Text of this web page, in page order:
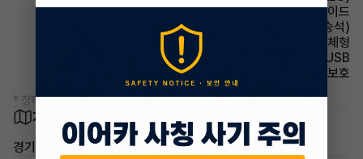
에어백 사이드
시트 메모리시트(동승석)
사이드미러 방향지시등 일체형
유무선단자 USB
에어백 무릎보호
* 정확한 정보는 판매자와 반드시 확인하시기 바랍니다.
차량 위치
경기 고양시